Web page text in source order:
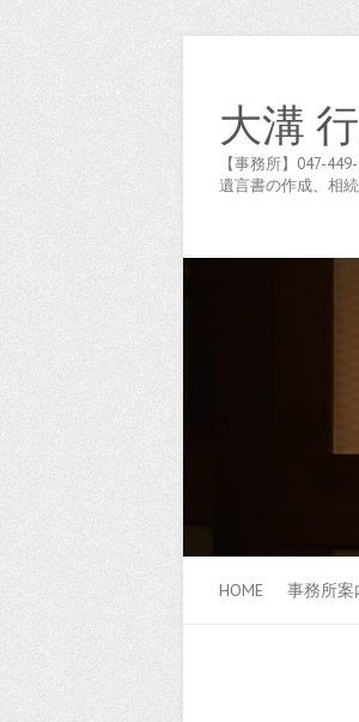
大溝
【事務所】047-
遺言書の作成、相
HOME 事務所案